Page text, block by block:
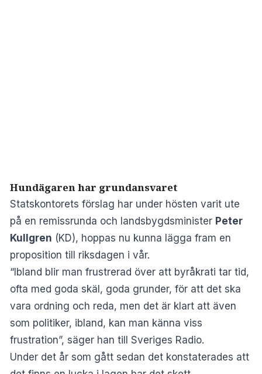
Hundägaren har grundansvaret
Statskontorets förslag har under hösten varit ute
på en remissrunda och landsbygdsminister Peter
Kullgren (KD), hoppas nu kunna lägga fram en
proposition till riksdagen i vår.
“Ibland blir man frustrerad över att byråkrati tar tid,
ofta med goda skäl, goda grunder, för att det ska
vara ordning och reda, men det är klart att även
som politiker, ibland, kan man känna viss
frustration”, säger han till Sveriges Radio.
Under det år som gått sedan det konstaterades att